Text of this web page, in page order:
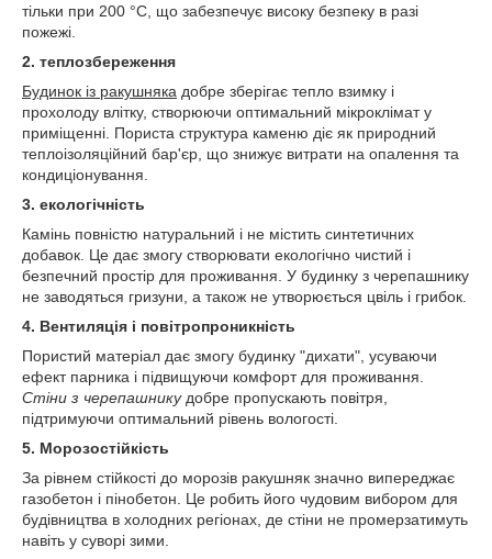
тільки при 200 °C, що забезпечує високу безпеку в разі
пожежі.
2. теплозбереження
Будинок із ракушняка добре зберігає тепло взимку і
прохолоду влітку, створюючи оптимальний мікроклімат у
приміщенні. Пориста структура каменю діє як природний
теплоізоляційний бар'єр, що знижує витрати на опалення та
кондиціонування.
3. екологічність
Камінь повністю натуральний і не містить синтетичних
добавок. Це дає змогу створювати екологічно чистий і
безпечний простір для проживання. У будинку з черепашнику
не заводяться гризуни, а також не утворюється цвіль і грибок.
4. Вентиляція і повітропроникність
Пористий матеріал дає змогу будинку "дихати", усуваючи
ефект парника і підвищуючи комфорт для проживання.
Стіни з черепашникудобре пропускають повітря,
підтримуючи оптимальний рівень вологості.
5. Морозостійкість
За рівнем стійкості до морозів ракушняк значно випереджає
газобетон і пінобетон. Це робить його чудовим вибором для
будівництва в холодних регіонах, де стіни не промерзатимуть
навіть у суворі зими.